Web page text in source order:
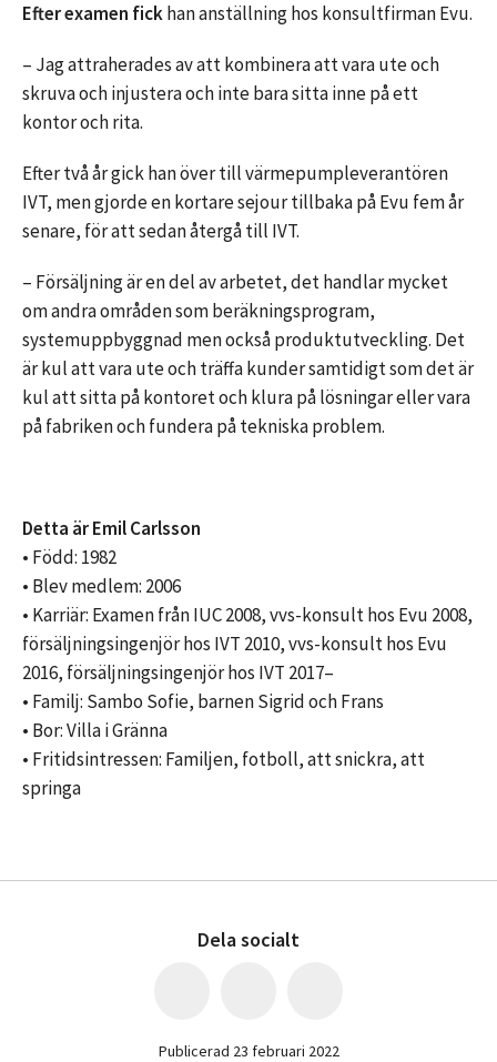
Efter examen fickhan anställning hos konsultfirman Evu.
– Jag attraherades av att kombinera att vara ute och
skruva och injustera och inte bara sitta inne på ett
kontor och rita.
Efter två år gick han över till värmepumpleverantören
IVT, men gjorde en kortare sejour tillbaka på Evu fem år
senare, för att sedan återgå till IVT.
– Försäljning är en del av arbetet, det handlar mycket
om andra områden som beräkningsprogram,
systemuppbyggnad men också produktutveckling. Det
är kul att vara ute och träffa kunder samtidigt som det är
kul att sitta på kontoret och klura på lösningar eller vara
på fabriken och fundera på tekniska problem.
Detta är Emil Carlsson
• Född: 1982
• Blev medlem: 2006
• Karriär: Examen från IUC 2008, vvs-konsult hos Evu 2008,
försäljningsingenjör hos IVT 2010, vvs-konsult hos Evu
2016, försäljningsingenjör hos IVT 2017–
• Familj: Sambo Sofie, barnen Sigrid och Frans
• Bor: Villa i Gränna
• Fritidsintressen: Familjen, fotboll, att snickra, att
springa
Dela socialt
Publicerad 23 februari 2022